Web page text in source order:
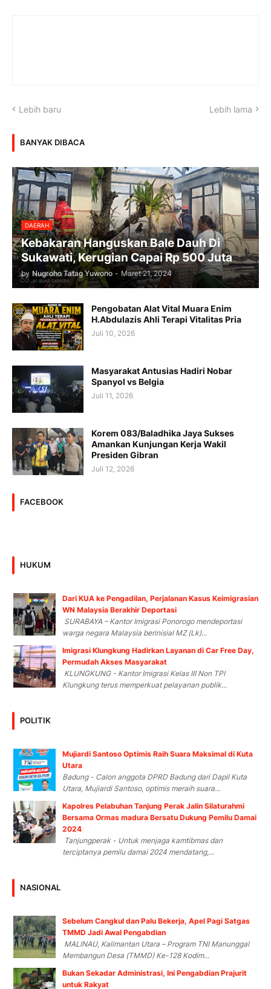
Lebih baru Lebih lama
BANYAK DIBACA
DAERAH
Kebakaran Hanguskan Bale Dauh Di
Sukawati, Kerugian Capai Rp 500 Juta
by Nugroho Tatag Yuwono - Maret 21, 2024
Pengobatan Alat Vital Muara Enim
H.Abdulazis Ahli Terapi Vitalitas Pria
Juli 10, 2026
Masyarakat Antusias Hadiri Nobar
Spanyol vs Belgia
Juli 11, 2026
Korem 083/Baladhika Jaya Sukses
Amankan Kunjungan Kerja Wakil
Presiden Gibran
Juli 12, 2026
FACEBOOK
HUKUM
Dari KUA ke Pengadilan, Perjalanan Kasus Keimigrasian
WN Malaysia Berakhir Deportasi
SURABAYA – Kantor Imigrasi Ponorogo mendeportasi
warga negara Malaysia berinisial MZ (Lk)...
Imigrasi Klungkung Hadirkan Layanan di Car Free Day,
Permudah Akses Masyarakat
KLUNGKUNG - Kantor Imigrasi Kelas III Non TPI
Klungkung terus memperkuat pelayanan publik...
POLITIK
Mujiardi Santoso Optimis Raih Suara Maksimal di Kuta
Utara
Badung - Calon anggota DPRD Badung dari Dapil Kuta
Utara, Mujiardi Santoso, optimis meraih suara...
Kapolres Pelabuhan Tanjung Perak Jalin Silaturahmi
Bersama Ormas madura Bersatu Dukung Pemilu Damai
2024
Tanjungperak - Untuk menjaga kamtibmas dan
terciptanya pemilu damai 2024 mendatang,...
NASIONAL
Sebelum Cangkul dan Palu Bekerja, Apel Pagi Satgas
TMMD Jadi Awal Pengabdian
MALINAU, Kalimantan Utara – Program TNI Manunggal
Membangun Desa (TMMD) Ke-128 Kodim...
Bukan Sekadar Administrasi, Ini Pengabdian Prajurit
untuk Rakyat